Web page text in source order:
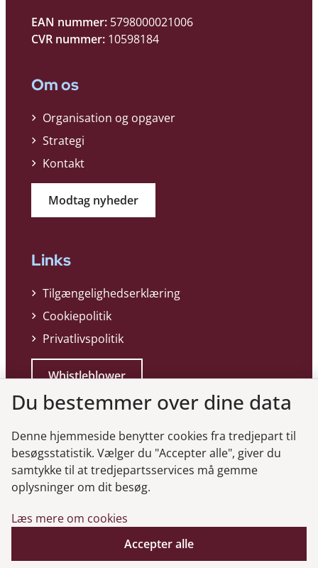
EAN nummer: 5798000021006
CVR nummer: 10598184
Om os
Organisation og opgaver
Strategi
Kontakt
Modtag nyheder
Links
Tilgængelighedserklæring
Cookiepolitik
Privatlivspolitik
Whistleblower
Genveje
Gå til virksomhedsregisteret
Gå til selskabsmeddelelser
Du bestemmer over dine data
Denne hjemmeside benytter cookies fra tredjepart til
besøgsstatistik. Vælger du "Accepter alle", giver du
samtykke til at tredjepartsservices må gemme
oplysninger om dit besøg.
Læs mere om cookies
Accepter alle